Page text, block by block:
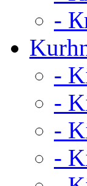
-
-
-
-
-